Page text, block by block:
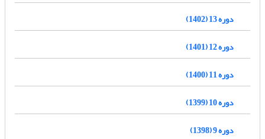
دوره 13 (1402)
دوره 12 (1401)
دوره 11 (1400)
دوره 10 (1399)
دوره 9 (1398)